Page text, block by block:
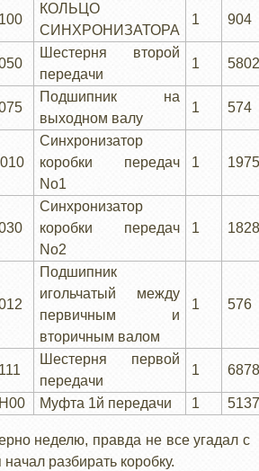
КОЛЬЦО
СИНХРОНИЗАТОРА
1 904
Шестерня второй
передачи
1 5802
Подшипник на
выходном валу
1 574
Синхронизатор
коробки передач
No1
1 1975
Синхронизатор
коробки передач
No2
1 1828
Подшипник
игольчатый между
первичным и
вторичным валом
1 576
Шестерня первой
передачи
1 6878
Муфта 1й передачи 1 5137
неделю, правда не все угадал с
разбирать коробку.